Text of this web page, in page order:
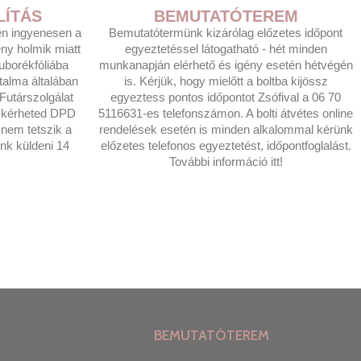
ingyenesen a
holmik miatt
általában
DPD
tetszik a
küldeni 14
BEMUTATÓTEREM
Bemutatótermünk kizárólag előzetes időpont
egyeztetéssel látogatható - hét minden
munkanapján elérhető és igény esetén hétvégén
is. Kérjük, hogy mielőtt a boltba kijössz
egyeztess pontos időpontot Zsófival a 06 70
5116631-es telefonszámon. A bolti átvétes online
rendelések esetén is minden alkalommal kérünk
előzetes telefonos egyeztetést, időpontfoglalást.
További információ itt!
BEMUTATÓTEREM